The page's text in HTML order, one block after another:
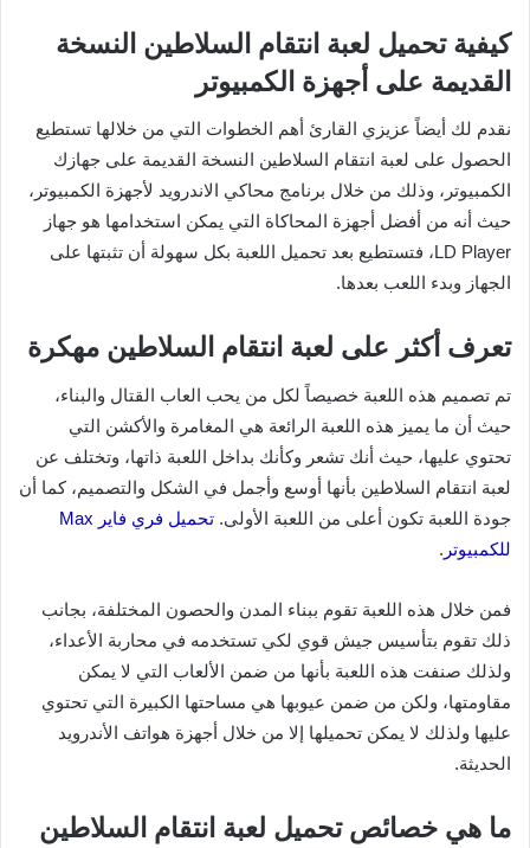
كيفية تحميل لعبة انتقام السلاطين النسخة
القديمة على أجهزة الكمبيوتر
نقدم لك أيضاً عزيزي القارئ أهم الخطوات التي من خلالها تستطيع
الحصول على لعبة انتقام السلاطين النسخة القديمة على جهازك
الكمبيوتر، وذلك من خلال برنامج محاكي الاندرويد لأجهزة الكمبيوتر،
حيث أنه من أفضل أجهزة المحاكاة التي يمكن استخدامها هو جهاز
LD Player، فتستطيع بعد تحميل اللعبة بكل سهولة أن تثبتها على
الجهاز وبدء اللعب بعدها.
تعرف أكثر على لعبة انتقام السلاطين مهكرة
تم تصميم هذه اللعبة خصيصاً لكل من يحب العاب القتال والبناء،
حيث أن ما يميز هذه اللعبة الرائعة هي المغامرة والأكشن التي
تحتوي عليها، حيث أنك تشعر وكأنك بداخل اللعبة ذاتها، وتختلف عن
لعبة انتقام السلاطين بأنها أوسع وأجمل في الشكل والتصميم، كما أن
جودة اللعبة تكون أعلى من اللعبة الأولى.
تحميل فري فاير Max
للكمبيوتر .
فمن خلال هذه اللعبة تقوم ببناء المدن والحصون المختلفة، بجانب
ذلك تقوم بتأسيس جيش قوي لكي تستخدمه في محاربة الأعداء،
ولذلك صنفت هذه اللعبة بأنها من ضمن الألعاب التي لا يمكن
مقاومتها، ولكن من ضمن عيوبها هي مساحتها الكبيرة التي تحتوي
عليها ولذلك لا يمكن تحميلها إلا من خلال أجهزة هواتف الأندرويد
الحديثة.
ما هي خصائص تحميل لعبة انتقام السلاطين